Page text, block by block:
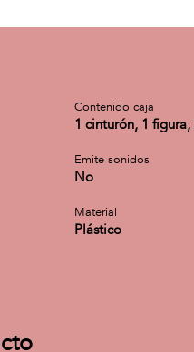
Contenido caja
1 cinturón, 1 figura,
Emite sonidos
No
Material
Plástico